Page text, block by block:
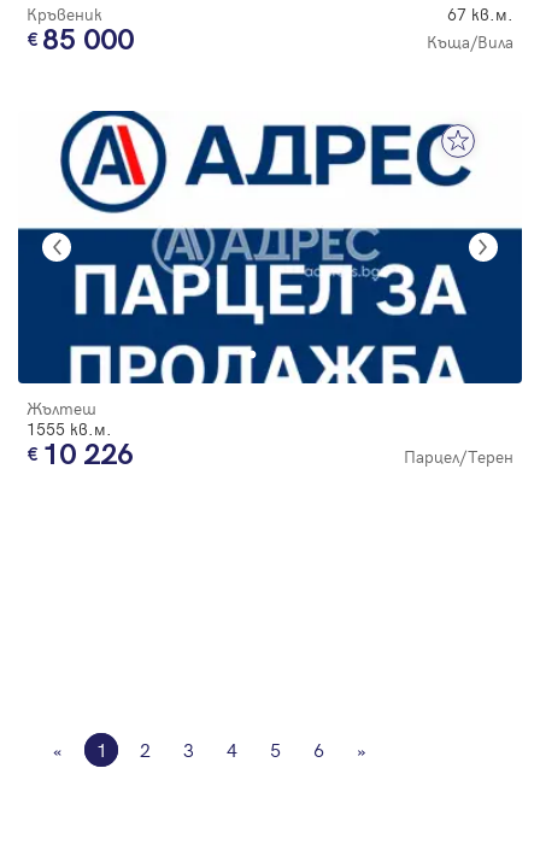
Кръвеник 67 кв.м.
85 000 Къща/Вила
Жълтеш
1555 кв.м.
10 226 Парцел/Терен
« 1 2 3 4 5 6 »